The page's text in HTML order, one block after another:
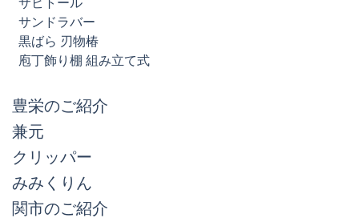
サビトール
サンドラバー
黒ばら 刃物椿
庖丁飾り棚 組み立て式
豊栄のご紹介
兼元
クリッパー
みみくりん
関市のご紹介